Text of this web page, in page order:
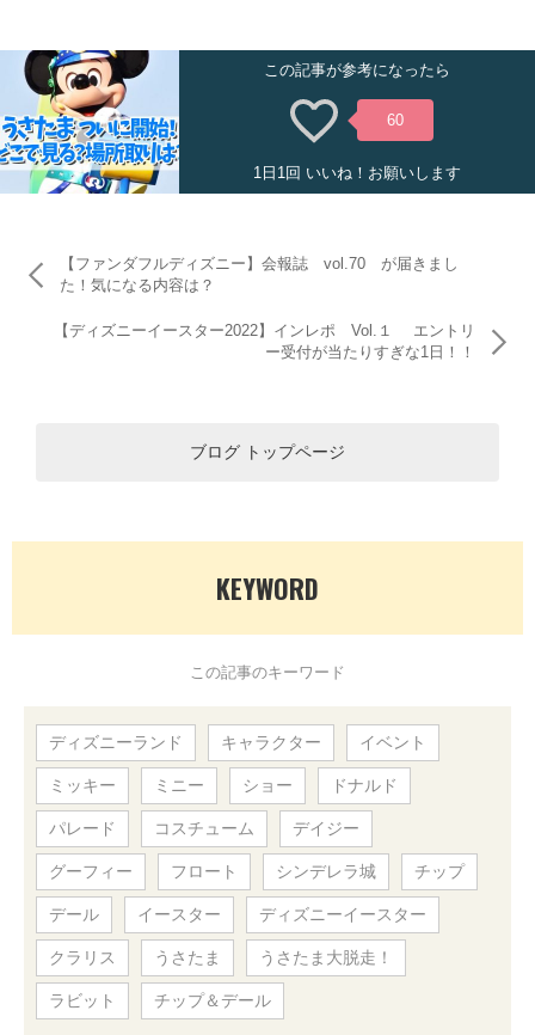
この記事が参考になったら
60
1日1回 いいね！お願いします
【ファンダフルディズニー】会報誌 vol.70 が届きまし
た！気になる内容は？
【ディズニーイースター2022】インレポ Vol.１ エントリ
ー受付が当たりすぎな1日！！
ブログ トップページ
KEYWORD
この記事のキーワード
ディズニーランド キャラクター イベント
ミッキー ミニー ショー ドナルド
パレード コスチューム デイジー
グーフィー フロート シンデレラ城 チップ
デール イースター ディズニーイースター
クラリス うさたま うさたま大脱走！
ラビット チップ＆デール